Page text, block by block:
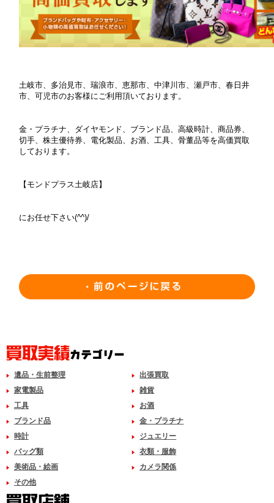
土岐市、多治見市、瑞浪市、恵那市、中津川市、瀬戸市、春日井
市、可児市のお客様にご利用頂いております。
金・プラチナ、ダイヤモンド、ブランド品、高級時計、商品券、
切手、株主優待券、電化製品、お酒、工具、骨董品等を高価買取
しております。
【モンドプラス土岐店】
にお任せ下さい(^^)/
遺品・生前整理
出張買取
家電製品
雑貨
工具
お酒
ブランド品
金・プラチナ
時計
ジュエリー
バッグ類
衣類・服飾
美術品・絵画
カメラ関係
その他